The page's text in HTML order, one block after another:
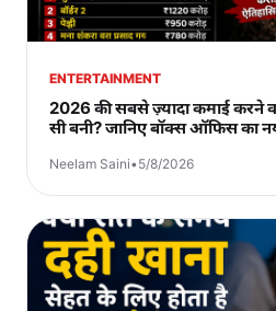
ENTERTAINMENT
2026 की सबसे ज़्यादा कमाई करने
सी बनी? जानिए बॉक्स ऑफिस का
Neelam Saini•5/8/2026